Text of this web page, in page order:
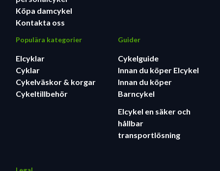
Köpa damcykel
Kontakta oss
Populära kategorier
Elcyklar
Cyklar
Cykelväskor & korgar
Cykeltillbehör
Guider
Cykelguide
Innan du köper Elcykel
Innan du köper
Barncykel
Elcykel en säker och
hållbar
transportlösning